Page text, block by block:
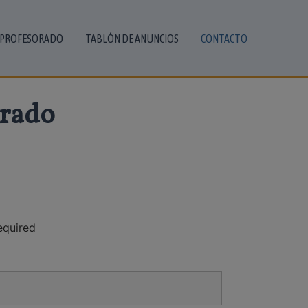
PROFESORADO TABLÓN DE ANUNCIOS CONTACTO